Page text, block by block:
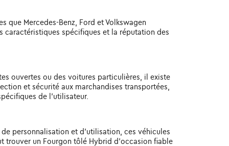
que Mercedes-Benz, Ford et Volkswagen
spécifiques et la réputation des
ouvertes ou des voitures particulières, il existe
et sécurité aux marchandises transportées,
de l'utilisateur.
personnalisation et d'utilisation, ces véhicules
trouver un Fourgon tôlé Hybrid d'occasion fiable